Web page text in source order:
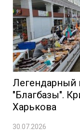
Легендарный
"Благбазы".
Харькова
30.07.2026